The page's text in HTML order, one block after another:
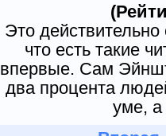
Это
что есть такие
впервые. Сам
два процента
уме, а